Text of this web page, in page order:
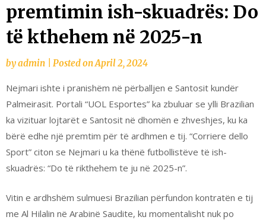
premtimin ish-skuadrës: Do
të kthehem në 2025-n
byadmin Posted onApril 2, 2024
Nejmari ishte i pranishëm në përballjen e Santosit kundër
Palmeirasit. Portali “UOL Esportes” ka zbuluar se ylli Brazilian
ka vizituar lojtarët e Santosit në dhomën e zhveshjes, ku ka
bërë edhe një premtim për të ardhmen e tij. “Corriere dello
Sport” citon se Nejmari u ka thënë futbollistëve të ish-
skuadrës: “Do të rikthehem te ju në 2025-n”.
Vitin e ardhshëm sulmuesi Brazilian përfundon kontratën e tij
me Al Hilalin në Arabinë Saudite, ku momentalisht nuk po